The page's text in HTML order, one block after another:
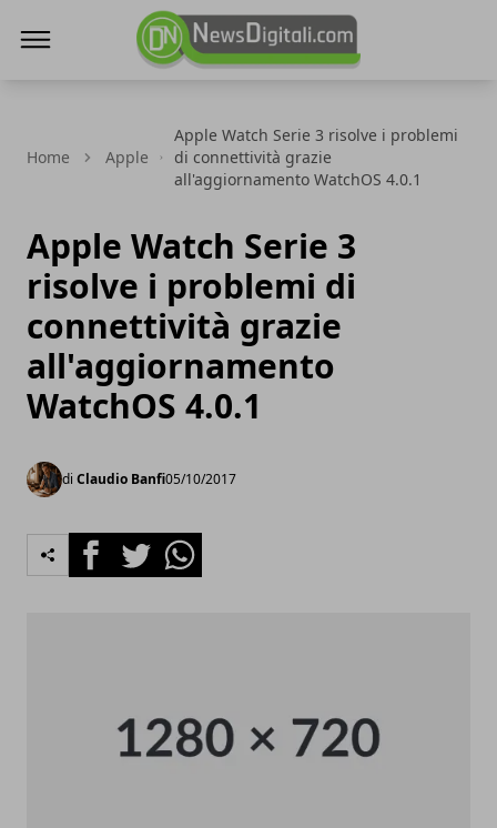
Home Apple
Apple Watch Serie 3 risolve i problemi
di connettività grazie
all'aggiornamento WatchOS 4.0.1
Apple Watch Serie 3
risolve i problemi di
connettività grazie
all'aggiornamento
WatchOS 4.0.1
di Claudio Banfi05/10/2017
FacebookTwitterWhatsapp